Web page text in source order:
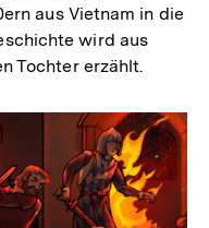
aus Vietnam in die
wird aus
Tochter erzählt.